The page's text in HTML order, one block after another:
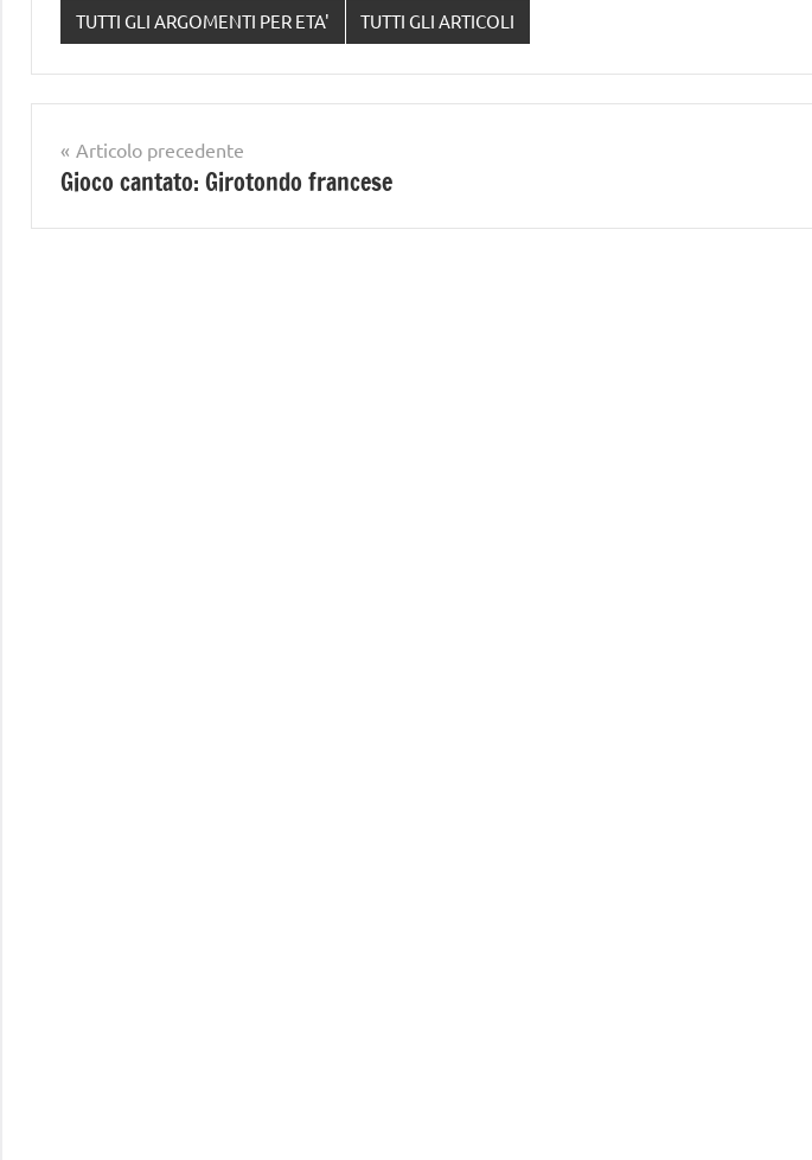
TUTTI GLI ARGOMENTI PER ETA' TUTTI GLI ARTICOLI
Navigazione
articoli
Articolo precedente
Gioco cantato: Girotondo francese